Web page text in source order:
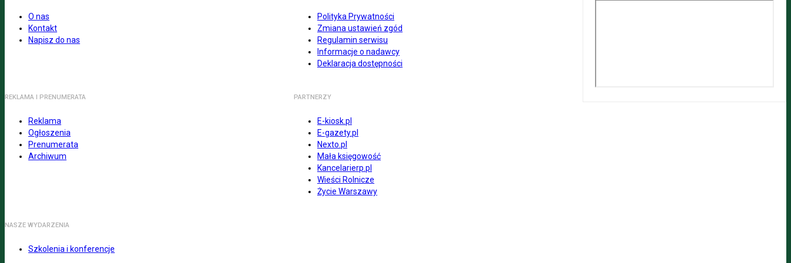
O nas
Kontakt
Napisz do nas
Polityka Prywatności
Zmiana ustawień zgód
Regulamin serwisu
Informacje o nadawcy
Deklaracja dostępności
REKLAMA I PRENUMERATA
Reklama
Ogłoszenia
Prenumerata
Archiwum
PARTNERZY
E-kiosk.pl
E-gazety.pl
Nexto.pl
Mała księgowość
Kancelarierp.pl
Wieści Rolnicze
Życie Warszawy
NASZE WYDARZENIA
Szkolenia i konferencje